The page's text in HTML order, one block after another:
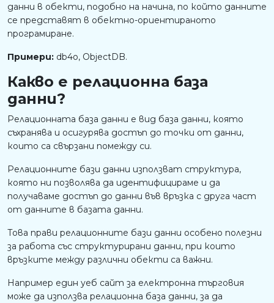
данни в обекти, подобно на начина, по който данните
се представят в обектно-ориентираното
програмиране.
Примери: db4o, ObjectDB.
Какво е релационна база
данни?
Релационната база данни е вид база данни, която
съхранява и осигурява достъп до точки от данни,
които са свързани помежду си.
Релационните бази данни използват структура,
която ни позволява да идентифицираме и да
получаваме достъп до данни във връзка с друга част
от данните в базата данни.
Това прави релационните бази данни особено полезни
за работа със структурирани данни, при които
връзките между различни обекти са важни.
Например един уеб сайт за електронна търговия
може да използва релационна база данни, за да